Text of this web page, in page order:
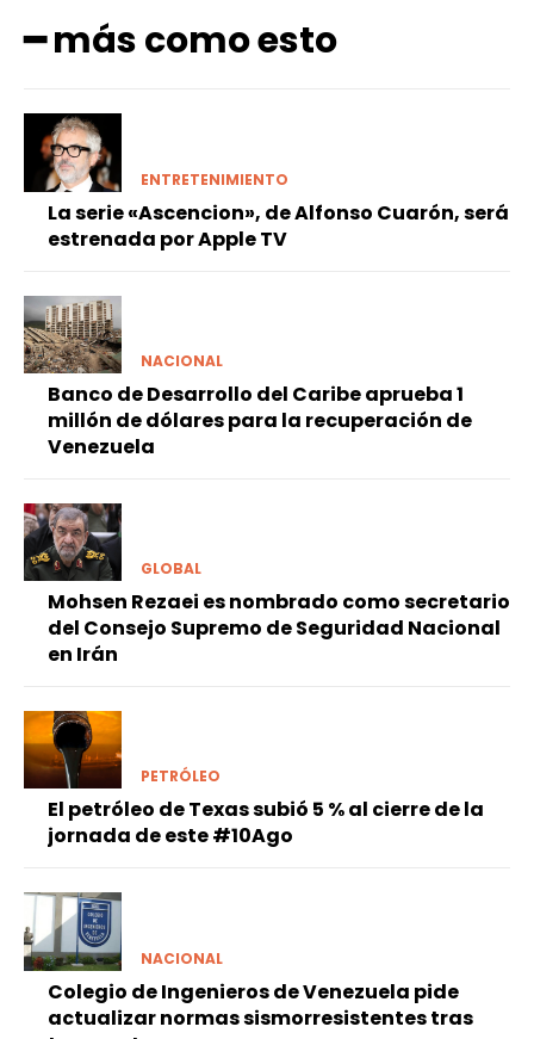
━ más como esto
ENTRETENIMIENTO
La serie «Ascencion», de Alfonso Cuarón, será
estrenada por Apple TV
NACIONAL
Banco de Desarrollo del Caribe aprueba 1
millón de dólares para la recuperación de
Venezuela
GLOBAL
Mohsen Rezaei es nombrado como secretario
del Consejo Supremo de Seguridad Nacional
en Irán
PETRÓLEO
El petróleo de Texas subió 5 % al cierre de la
jornada de este #10Ago
NACIONAL
Colegio de Ingenieros de Venezuela pide
actualizar normas sismorresistentes tras